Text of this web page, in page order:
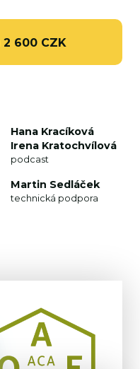
2 600 CZK
Hana Kracíková
Irena Kratochvílová
podcast
Martin Sedláček
technická podpora